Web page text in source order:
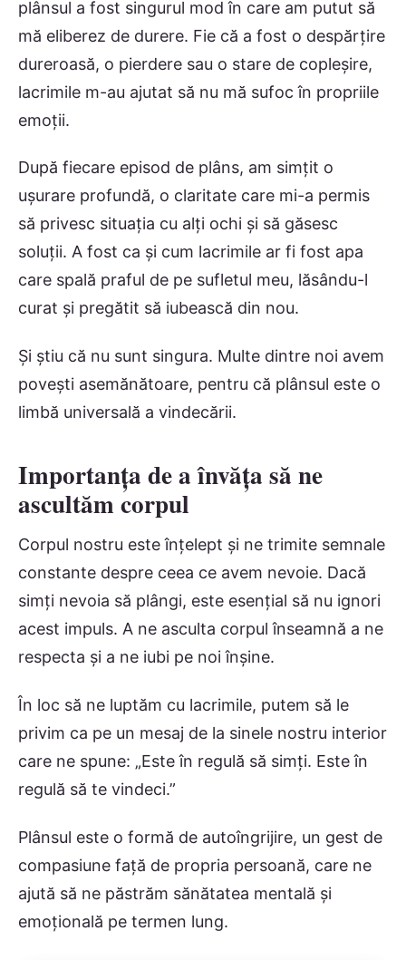
plânsul a fost singurul mod în care am putut să
mă eliberez de durere. Fie că a fost o despărțire
dureroasă, o pierdere sau o stare de copleșire,
lacrimile m-au ajutat să nu mă sufoc în propriile
emoții.
După fiecare episod de plâns, am simțit o
ușurare profundă, o claritate care mi-a permis
să privesc situația cu alți ochi și să găsesc
soluții. A fost ca și cum lacrimile ar fi fost apa
care spală praful de pe sufletul meu, lăsându-l
curat și pregătit să iubească din nou.
Și știu că nu sunt singura. Multe dintre noi avem
povești asemănătoare, pentru că plânsul este o
limbă universală a vindecării.
Importanța de a învăța să ne
ascultăm corpul
Corpul nostru este înțelept și ne trimite semnale
constante despre ceea ce avem nevoie. Dacă
simți nevoia să plângi, este esențial să nu ignori
acest impuls. A ne asculta corpul înseamnă a ne
respecta și a ne iubi pe noi înșine.
În loc să ne luptăm cu lacrimile, putem să le
privim ca pe un mesaj de la sinele nostru interior
care ne spune: „Este în regulă să simți. Este în
regulă să te vindeci.”
Plânsul este o formă de autoîngrijire, un gest de
compasiune față de propria persoană, care ne
ajută să ne păstrăm sănătatea mentală și
emoțională pe termen lung.